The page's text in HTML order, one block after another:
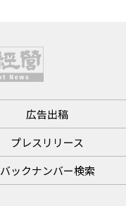
広告出稿
プレスリリース
バックナンバー検索